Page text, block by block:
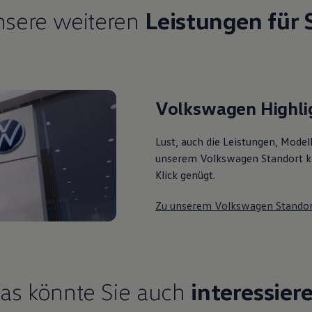
weiteren Leistungen für
Volkswagen
Lust, auch die Leistungen,
unserem Volkswagen Standort
Klick genügt.
Zu unserem Volkswagen
könnte Sie auch